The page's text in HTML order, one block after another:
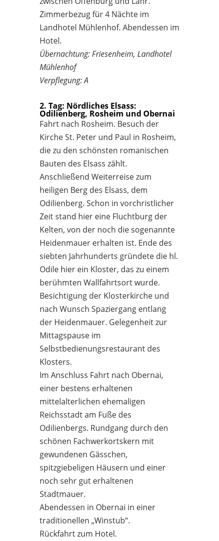
Zimmerbezug für 4 Nächte im
Landhotel Mühlenhof. Abendessen im
Hotel.
Übernachtung: Friesenheim, Landhotel
Mühlenhof
Verpflegung: A
2. Tag: Nördliches Elsass:
Odilienberg, Rosheim und Obernai
Fahrt nach Rosheim. Besuch der
Kirche St. Peter und Paul in Rosheim,
die zu den schönsten romanischen
Bauten des Elsass zählt.
Anschließend Weiterreise zum
heiligen Berg des Elsass, dem
Odilienberg. Schon in vorchristlicher
Zeit stand hier eine Fluchtburg der
Kelten, von der noch die sogenannte
Heidenmauer erhalten ist. Ende des
siebten Jahrhunderts gründete die hl.
Odile hier ein Kloster, das zu einem
berühmten Wallfahrtsort wurde.
Besichtigung der Klosterkirche und
nach Wunsch Spaziergang entlang
der Heidenmauer. Gelegenheit zur
Mittagspause im
Selbstbedienungsrestaurant des
Klosters.
Im Anschluss Fahrt nach Obernai,
einer bestens erhaltenen
mittelalterlichen ehemaligen
Reichsstadt am Fuße des
Odilienbergs. Rundgang durch den
schönen Fachwerkortskern mit
gewundenen Gässchen,
spitzgiebeligen Häusern und einer
noch sehr gut erhaltenen
Stadtmauer.
Abendessen in Obernai in einer
traditionellen „Winstub“.
Rückfahrt zum Hotel.